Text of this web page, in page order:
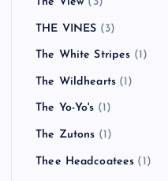
THE VINES (3)
The White Stripes (1)
The Wildhearts (1)
The Yo-Yo's (1)
The Zutons (1)
Thee Headcoatees (1)